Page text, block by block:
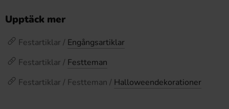
Upptäck mer
Festartiklar / Engångsartiklar
Festartiklar / Festteman
Festartiklar / Festteman / Halloweendekorationer